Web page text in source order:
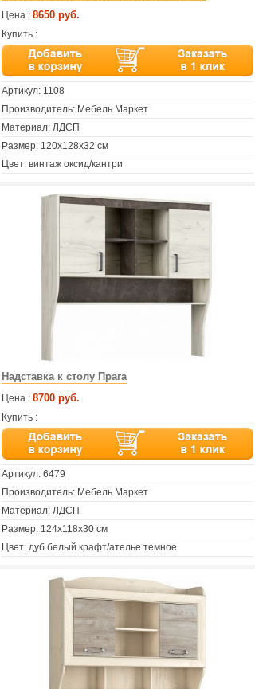
Цена : 8650 руб.
Купить :
Артикул: 1108
Производитель: Мебель Маркет
Материал: ЛДСП
Размер: 120х128х32 см
Цвет: винтаж оксид/кантри
Надставка к столу Прага
Цена : 8700 руб.
Купить :
Артикул: 6479
Производитель: Мебель Маркет
Материал: ЛДСП
Размер: 124х118х30 см
Цвет: дуб белый крафт/ателье темное